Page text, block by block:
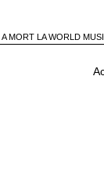
A MORT LA WORLD